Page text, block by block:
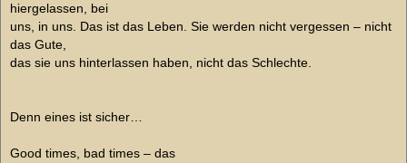
hiergelassen, bei
uns, in uns. Das ist das Leben. Sie werden nicht vergessen – nicht
das Gute,
das sie uns hinterlassen haben, nicht das Schlechte.
Denn eines ist sicher…
Good times, bad times – das